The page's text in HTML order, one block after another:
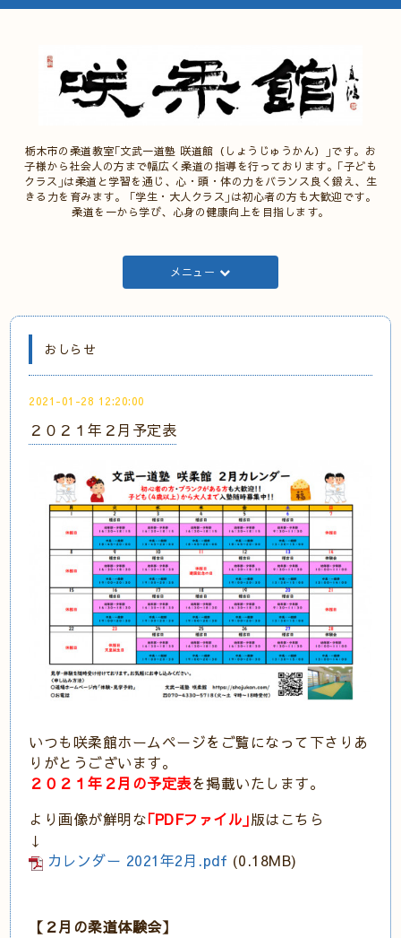
栃木市の柔道教室｢文武一道塾 咲道館（しょうじゅうかん）｣です。お
子様から社会人の方まで幅広く柔道の指導を行っております。｢子ども
クラス｣は柔道と学習を通じ、心・頭・体の力をバランス良く鍛え、生
きる力を育みます。 ｢学生・大人クラス｣は初心者の方も大歓迎です。
柔道を一から学び、心身の健康向上を目指します。
メニュー
おしらせ
2021-01-28 12:20:00
２０２１年２月予定表
いつも咲柔館ホームページをご覧になって下さりあ
りがとうございます。
２０２１年２月の予定表を掲載いたします。
より画像が鮮明な｢PDFファイル｣版はこちら
↓
カレンダー 2021年2月.pdf (0.18MB)
【２月の柔道体験会】